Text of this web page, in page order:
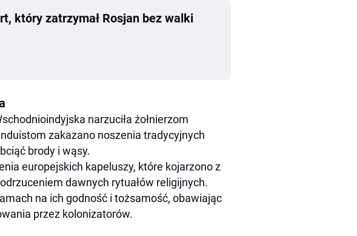
który zatrzymał Rosjan bez walki
narzuciła żołnierzom
zakazano noszenia tradycyjnych
brody i wąsy.
europejskich kapeluszy, które kojarzono z
dawnych rytuałów religijnych.
na ich godność i tożsamość, obawiając
przez kolonizatorów.